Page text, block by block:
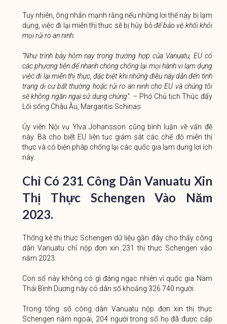
Tuy nhiên, ông nhấn mạnh rằng nếu những lợi thế này bị lạm
dụng, việc đi lại miễn thị thực sẽ bị hủy bỏđể bảo vệ khối khỏi
mọi rủi ro an ninh.
“Như trình bày hôm nay trong trường hợp của Vanuatu, EU có
các phương tiện để nhanh chóng chống lại mọi hành vi lạm dụng
việc đi lại miễn thị thực, đặc biệt khi những điều này dẫn đến tình
trạng di cư bất thường hoặc rủi ro an ninh cho EU và chúng tôi
sẽ không ngần ngại sử dụng chúng”. – Phó Chủ tịch Thúc đẩy
Lối sống Châu Âu, Margaritis Schinas
Ủy viên Nội vụ Ylva Johansson cũng bình luận về vấn đề
này. Bà cho biết EU liên tục giám sát các chế độ miễn thị
thực và có biện pháp chống lại các quốc gia lạm dụng lợi ích
này.
Chỉ Có 231 Công Dân Vanuatu Xin
Thị Thực Schengen Vào Năm
2023.
Thống kê thị thực Schengen dữ liệu gần đây cho thấy công
dân Vanuatu chỉ nộp đơn xin 231 thị thực Schengen vào
năm 2023.
Con số này không có gì đáng ngạc nhiên vì quốc gia Nam
Thái Bình Dương này có dân số khoảng 326.740 người.
Trong tổng số công dân Vanuatu nộp đơn xin thị thực
Schengen năm ngoái, 204 người trong số họ đã được cấp